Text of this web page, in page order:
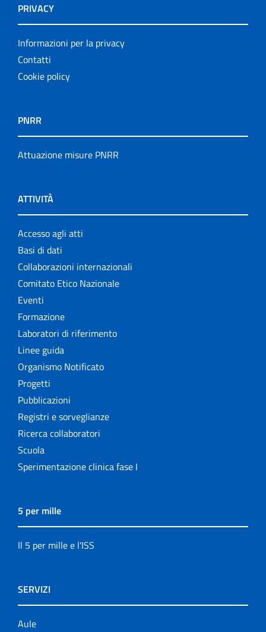
PRIVACY
Informazioni per la privacy
Contatti
Cookie policy
PNRR
Attuazione misure PNRR
ATTIVITÀ
Accesso agli atti
Basi di dati
Collaborazioni internazionali
Comitato Etico Nazionale
Eventi
Formazione
Laboratori di riferimento
Linee guida
Organismo Notificato
Progetti
Pubblicazioni
Registri e sorveglianze
Ricerca collaboratori
Scuola
Sperimentazione clinica fase I
5 per mille
Il 5 per mille e l'ISS
SERVIZI
Aule